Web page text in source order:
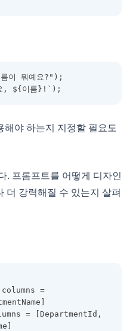
이 뭐예요?");
, ${이름}!`);
야 하는지 지정할 필요도
. 프롬프트를 어떻게 디자인
더 강력해질 수 있는지 살펴
=
= [DepartmentId,